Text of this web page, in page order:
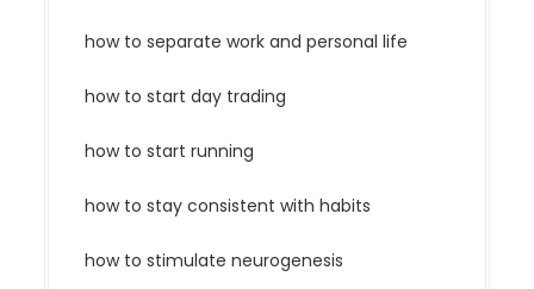
how to separate work and personal life
how to start day trading
how to start running
how to stay consistent with habits
how to stimulate neurogenesis